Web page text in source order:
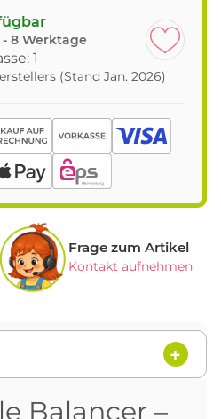
- 8 Werktage
1
(Stand Jan. 2026)
Frage zum Artikel
Kontakt aufnehmen
Balancer –